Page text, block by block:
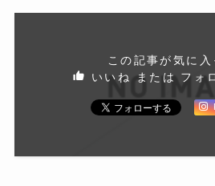
この記事が気に入
いいね または フォ